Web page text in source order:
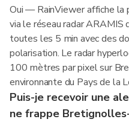
Oui — RainViewer affiche
via le réseau radar ARAMIS
toutes les 5 min avec des
polarisation. Le radar
100 mètres par pixel sur
environnante du Pays de la
Puis-je recevoir une
ne frappe